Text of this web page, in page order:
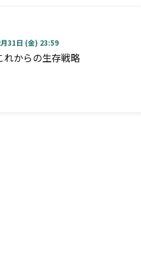
31日 (金) 23:59
れからの生存戦略